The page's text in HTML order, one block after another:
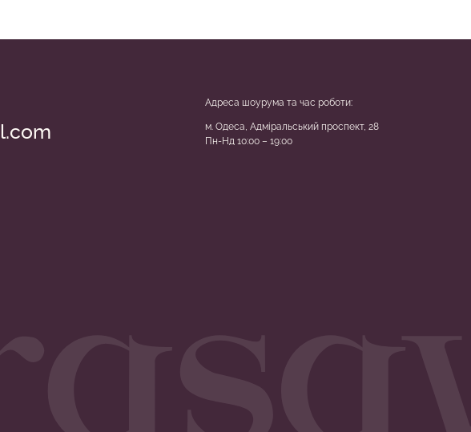
Адреса шоурума та час роботи:
м. Одеса, Адміральський проспект, 28
Пн-Нд 10:00 – 19:00